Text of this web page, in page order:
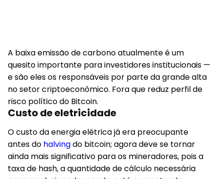
A baixa emissão de carbono atualmente é um
quesito importante para investidores institucionais —
e são eles os responsáveis por parte da grande alta
no setor criptoeconômico. Fora que reduz perfil de
risco político do Bitcoin.
Custo de eletricidade
O custo da energia elétrica já era preocupante
antes do halvingdo bitcoin; agora deve se tornar
ainda mais significativo para os mineradores, pois a
taxa de hash, a quantidade de cálculo necessária